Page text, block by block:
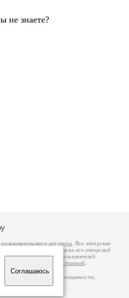
не знаете?
Соглашаюсь
пользовательского договора
. Все авторские
вы можете обратиться на его авторской
Федерации. Данные пользователей
связаться с администрацией
по данным счетчика посещаемости,